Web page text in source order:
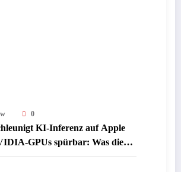
0
KI-Inferenz auf Apple
GPUs spürbar: Was die
lokale LLM-Performance